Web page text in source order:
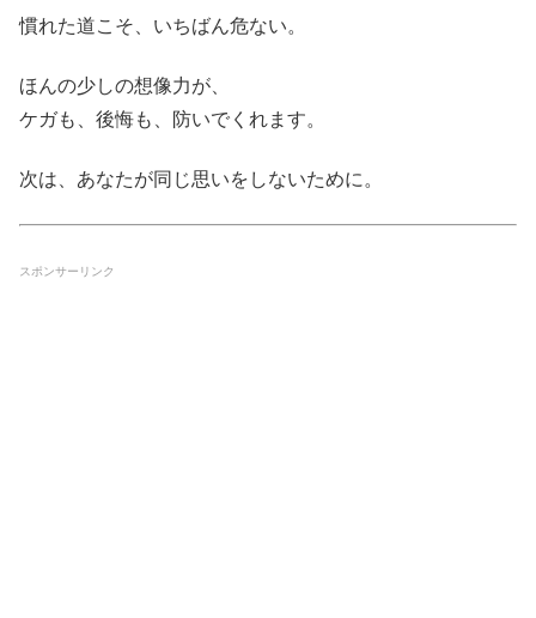
慣れた道こそ、いちばん危ない。
ほんの少しの想像力が、
ケガも、後悔も、防いでくれます。
次は、あなたが同じ思いをしないために。
スポンサーリンク